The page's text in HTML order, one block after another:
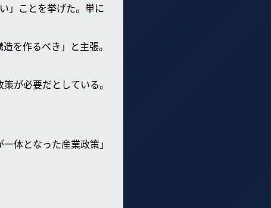
」ことを挙げた。単に
を作るべき」と主張。
が必要だとしている。
体となった産業政策」